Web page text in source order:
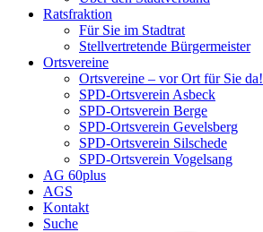
Ratsfraktion
Für Sie im Stadtrat
Stellvertretende Bürgermeister
Ortsvereine
Ortsvereine – vor Ort für Sie da!
SPD-Ortsverein Asbeck
SPD-Ortsverein Berge
SPD-Ortsverein Gevelsberg
SPD-Ortsverein Silschede
SPD-Ortsverein Vogelsang
AG 60plus
AGS
Kontakt
Suche